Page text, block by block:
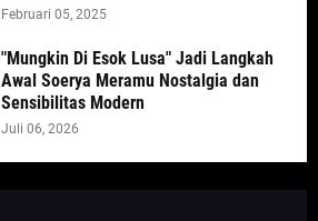
Februari 05, 2025
"Mungkin Di Esok Lusa" Jadi Langkah
Awal Soerya Meramu Nostalgia dan
Sensibilitas Modern
Juli 06, 2026